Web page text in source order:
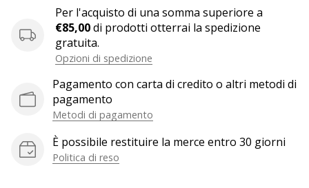
a
Ambassador.
Mostra
Per l'acquisto di una somma superiore a
€85,00di prodotti otterrai la spedizione
gratuita.
Opzioni di spedizione
Pagamento con carta di credito o altri metodi di
pagamento
Metodi di pagamento
È possibile restituire la merce entro 30 giorni
Politica di reso